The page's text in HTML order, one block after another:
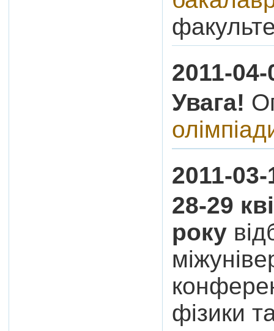
2011-04-
Увага!
2011-03-
28-29
року
фізики